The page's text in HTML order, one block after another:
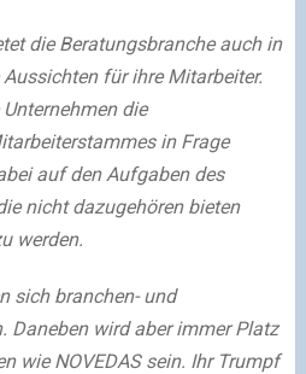
die Beratungsbranche auch in
für ihre Mitarbeiter.
die
in Frage
auf den Aufgaben des
nicht dazugehören bieten
werden.
sich branchen- und
Daneben wird aber immer Platz
wie NOVEDAS sein. Ihr Trumpf